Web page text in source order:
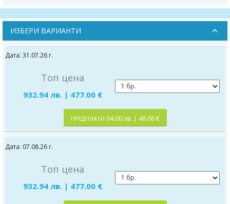
ИЗБЕРИ ВАРИАНТИ
Дата: 31.07.26 г.
Топ цена
932.94 лв. | 477.00 €
ПРЕДПЛАТИ 94.00 лв. | 48.06 €
Дата: 07.08.26 г.
Топ цена
932.94 лв. | 477.00 €